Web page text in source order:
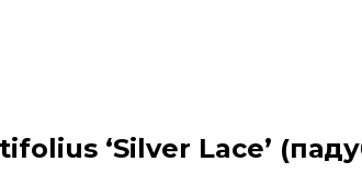
‘Silver Lace’